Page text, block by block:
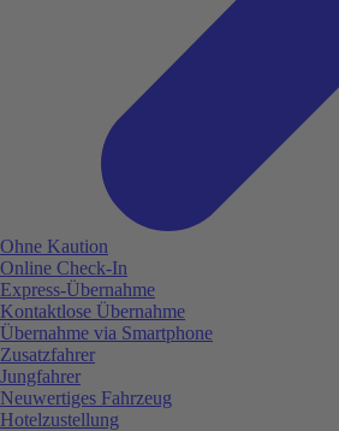
Ohne Kaution
Online Check-In
Express-Übernahme
Kontaktlose Übernahme
Übernahme via Smartphone
Zusatzfahrer
Jungfahrer
Neuwertiges Fahrzeug
Hotelzustellung